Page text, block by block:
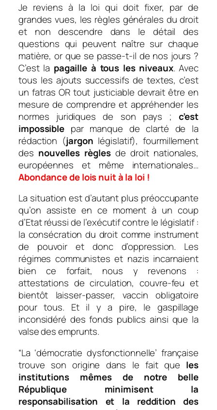
Je reviens à la loi qui doit fixer, par de
grandes vues, les règles générales du droit
et non descendre dans le détail des
questions qui peuvent naître sur chaque
matière, or que se passe-t-il de nos jours ?
C’est la pagaille à tous les niveaux. Avec
tous les ajouts successifs de textes, c’est
un fatras OR tout justiciable devrait être en
mesure de comprendre et appréhender les
normes juridiques de son pays ; c’est
impossible par manque de clarté de la
rédaction (jargon législatif), fourmillement
des nouvelles règlesde droit nationales,
européennes et même internationales…
Abondance de lois nuit à la loi !
La situation est d’autant plus préoccupante
qu’on assiste en ce moment à un coup
d’Etat réussi de l’exécutif contre le législatif :
la consécration du droit comme instrument
de pouvoir et donc d’oppression. Les
régimes communistes et nazis incarnaient
bien ce forfait, nous y revenons :
attestations de circulation, couvre-feu et
bientôt laisser-passer, vaccin obligatoire
pour tous. Et il y a pire, le gaspillage
inconsidéré des fonds publics ainsi que la
valse des emprunts.
“La ‘démocratie dysfonctionnelle’ française
trouve son origine dans le fait que les
institutions mêmes de notre belle
République minimisent la
responsabilisation et la reddition des